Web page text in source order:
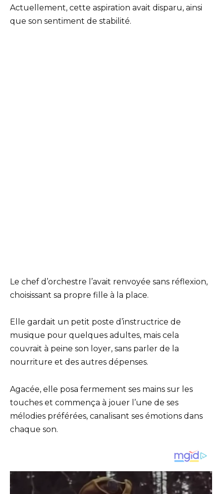
Actuellement, cette aspiration avait disparu, ainsi
que son sentiment de stabilité.
Le chef d’orchestre l’avait renvoyée sans réflexion,
choisissant sa propre fille à la place.
Elle gardait un petit poste d’instructrice de
musique pour quelques adultes, mais cela
couvrait à peine son loyer, sans parler de la
nourriture et des autres dépenses.
Agacée, elle posa fermement ses mains sur les
touches et commença à jouer l’une de ses
mélodies préférées, canalisant ses émotions dans
chaque son.